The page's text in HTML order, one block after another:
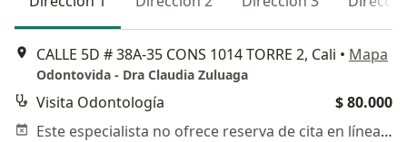
CALLE 5D # 38A‐35 CONS 1014 TORRE 2, Cali • Mapa
Odontovida - Dra Claudia Zuluaga
Visita Odontología
$ 80.000
Este especialista no ofrece reserva de cita en línea en esta dirección.